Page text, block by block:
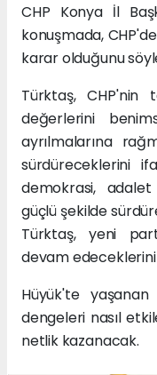
CHP Konya İl
konuşmada,
karar olduğunu
Türktaş, CHP'nin
değerlerini
ayrılmalarına
sürdüreceklerini
demokrasi,
güçlü şekilde
Türktaş, yeni
devam edeceklerini
Hüyük'te
dengeleri nasıl
netlik kazanacak.